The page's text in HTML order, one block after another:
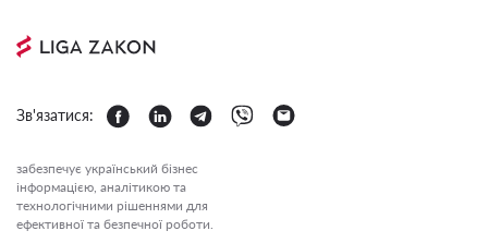
Зв'язатися:
забезпечує український бізнес
інформацією, аналітикою та
технологічними рішеннями для
ефективної та безпечної роботи.